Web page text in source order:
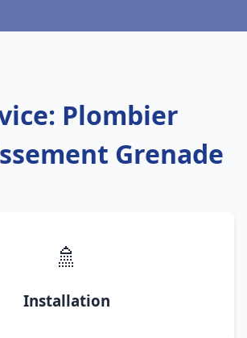
Plombier
Grenade
🚿
Installation